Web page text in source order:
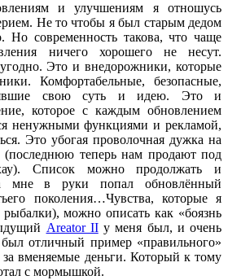
и улучшениям я отношусь
Не то чтобы я был старым дедом
Но современность такова, что чаще
ничего хорошего не несут.
Это и внедорожники, которые
Комфортабельные, безопасные,
свою суть и идею. Это и
которое с каждым обновлением
ненужными функциями и рекламой,
Это убогая проволочная дужка на
(последнюю теперь нам продают под
Список можно продолжать и
мне в руки попал обновлённый
поколения…Чувства, которые я
можно описать как «боязнь
Areator IIу меня был, и очень
отличный пример «правильного»
вменяемые деньги. Который к тому
с мормышкой.